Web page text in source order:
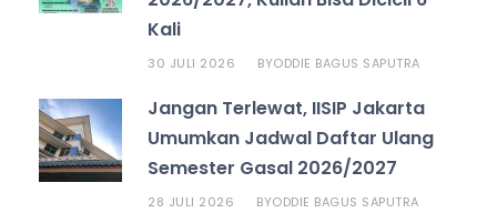
Kali
30 JULI 2026 BYODDIE BAGUS SAPUTRA
Jangan Terlewat, IISIP Jakarta
Umumkan Jadwal Daftar Ulang
Semester Gasal 2026/2027
28 JULI 2026 BYODDIE BAGUS SAPUTRA